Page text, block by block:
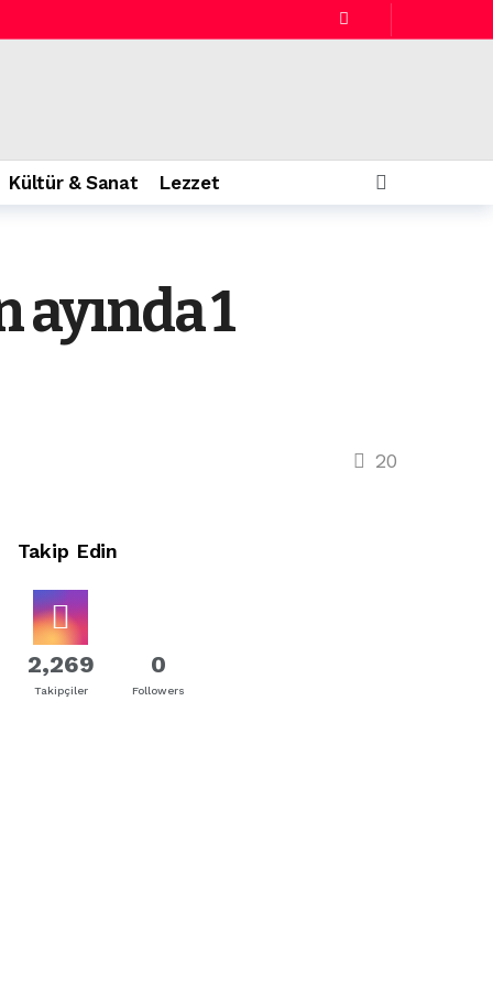
Kültür & Sanat Lezzet
1
20
Takip Edin
2,269
Takipçiler
0
Followers